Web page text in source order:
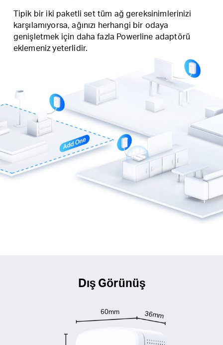
Tipik bir iki paketli set tüm ağ gereksinimlerinizi
karşılamıyorsa, ağınızı herhangi bir odaya
genişletmek için daha fazla Powerline adaptörü
eklemeniz yeterlidir.
60mm 36mm
Dış Görünüş